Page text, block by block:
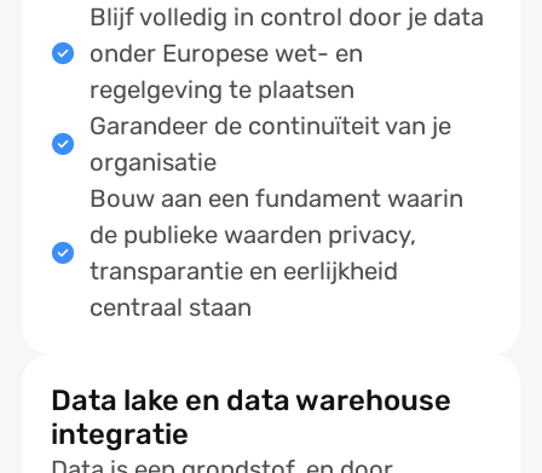
Blijf volledig in control door je data
onder Europese wet- en
regelgeving te plaatsen
Garandeer de continuïteit van je
organisatie
Bouw aan een fundament waarin
de publieke waarden privacy,
transparantie en eerlijkheid
centraal staan
Data lake en data warehouse
integratie